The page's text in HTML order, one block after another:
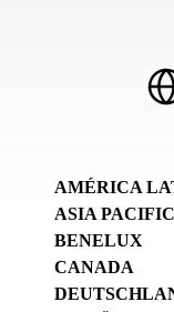
AMÉRICA
ASIA PACIFIC
BENELUX
CANADA